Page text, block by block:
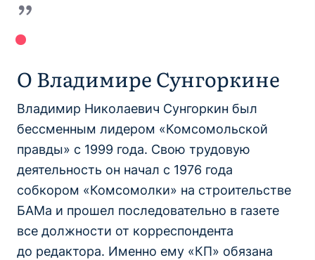
О Владимире Сунгоркине
Владимир Николаевич Сунгоркин был
бессменным лидером «Комсомольской
правды» с 1999 года. Свою трудовую
деятельность он начал с 1976 года
собкором «Комсомолки» на строительстве
БАМа и прошел последовательно в газете
все должности от корреспондента
до редактора. Именно ему «КП» обязана